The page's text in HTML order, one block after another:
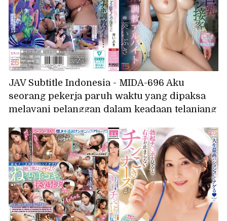
JAV Subtitle Indonesia - MIDA-696 Aku
seorang pekerja paruh waktu yang dipaksa
melayani pelanggan dalam keadaan telanjang
yang mesum selama shift larut malam. (Aoi
Ibuki)